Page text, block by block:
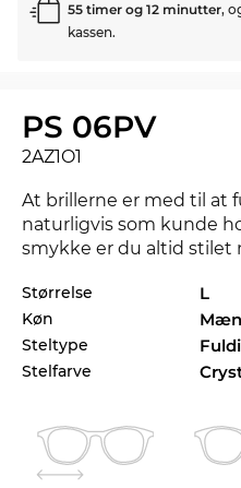
55 timer og 12 minutter,
kassen.
PS 06PV
2AZ1O1
At brillerne er med til at
naturligvis som kunde
smykke er du altid stilet
06PV fås i størrelserne
etiketten som vi
du altid returnere
passer. PS 06PV kan
Stellet er specielt
Størrelse L
Køn
Steltype
Stelfarve